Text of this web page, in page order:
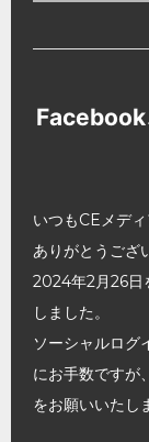
いつもCEメデ
ありがとうござ
2024年2月26日
しました。
ソーシャルログ
にお手数ですが
をお願いいたし